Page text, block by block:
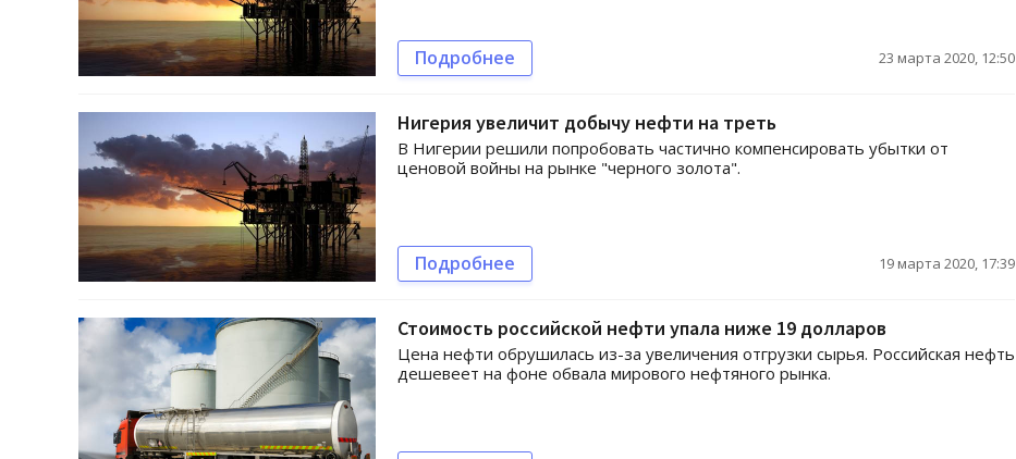
Подробнее 23 марта 2020, 12:50
Нигерия увеличит добычу нефти на треть
В Нигерии решили попробовать частично компенсировать убытки от
ценовой войны на рынке "черного золота".
Подробнее 19 марта 2020, 17:39
Стоимость российской нефти упала ниже 19 долларов
Цена нефти обрушилась из-за увеличения отгрузки сырья. Российская нефть
дешевеет на фоне обвала мирового нефтяного рынка.